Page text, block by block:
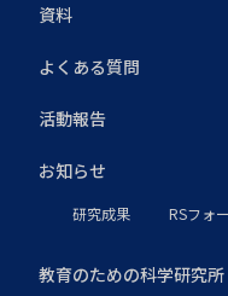
資料
よくある質問
活動報告
お知らせ
研究成果 RSフォ
教育のための科学研究所